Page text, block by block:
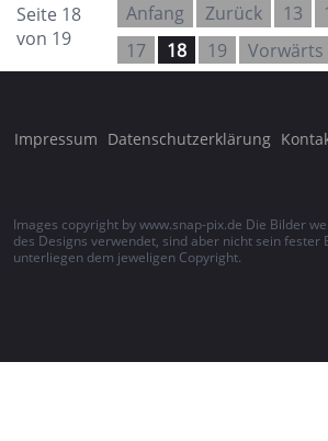
Seite 18
von 19
Anfang Zurück 13
17
18 19 Vorwärts
Impressum Datenschutzerklärung
Images copyright by www.snap-pix.de Die Bilder
des Designs verwendet, sind aber nicht sein fester
unterliegen dem jeweligen Copyright.